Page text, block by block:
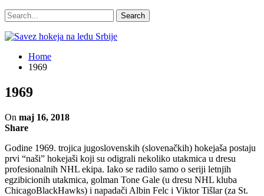
Home
1969
1969
On maj 16, 2018
Share
Godine 1969. trojica jugoslovenskih (slovenačkih) hokejaša postaju
prvi “naši” hokejaši koji su odigrali nekoliko utakmica u dresu
profesionalnih NHL ekipa. Iako se radilo samo o seriji letnjih
egzibicionih utakmica, golman Tone Gale (u dresu NHL kluba
ChicagoBlackHawks) i napadači Albin Felc i Viktor Tišlar (za St.